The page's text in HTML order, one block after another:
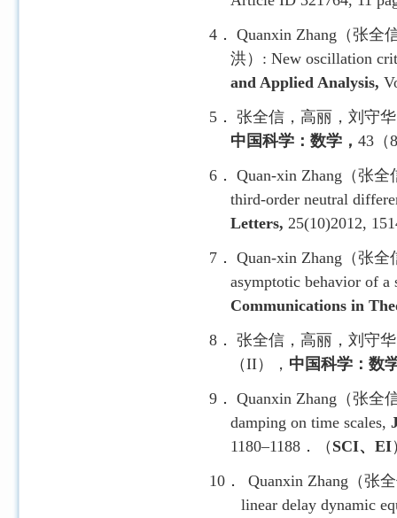
4． Quanxin Zhang （张全
洪） : New oscillation
and Applied Analysis,
5． 张全信，高丽，刘守华
中国科学：数学， 43（8
6． Quan-xin Zhang （张全
third-order neutral
Letters, 25(10)2012,
7． Quan-xin Zhang （张全
asymptotic behavior of a
Communications in
8． 张全信，高丽，刘守
（II）， 中国科学：数
9． Quanxin Zhang （张全
damping on time scales,
1180–1188． （ SCI、 EI
10．
Quanxin Zhang （张
linear delay dynamic